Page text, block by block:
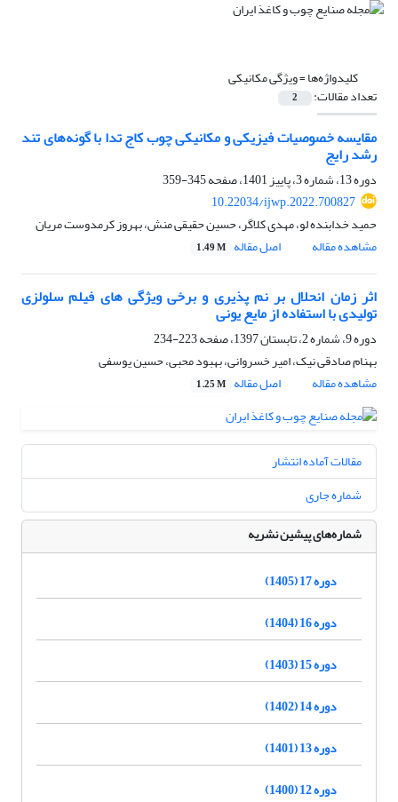
کلیدواژه‌ها =ویژگی مکانیکی
تعداد مقالات: 2
مقایسه خصوصیات فیزیکی و مکانیکی چوب کاج تدا با گونه‌های تند
رشد رایج
دوره 13، شماره 3، پاییز 1401، صفحه
345-359
10.22034/ijwp.2022.700827
حمید خدابنده لو، مهدی کلاگر، حسین حقیقی منش، بهروز کرمدوست مریان
مشاهده مقاله
اصل مقاله 1.49 M
اثر زمان انحلال بر نم پذیری و برخی ویژگی های فیلم سلولزی
تولیدی با استفاده از مایع یونی
دوره 9، شماره 2، تابستان 1397، صفحه
223-234
بهنام صادقی نیک، امیر خسروانی، بهبود محبی، حسین یوسفی
مشاهده مقاله
اصل مقاله 1.25 M
مقالات آماده انتشار
شماره جاری
شماره‌های پیشین نشریه
دوره 17 (1405)
دوره 16 (1404)
دوره 15 (1403)
دوره 14 (1402)
دوره 13 (1401)
دوره 12 (1400)